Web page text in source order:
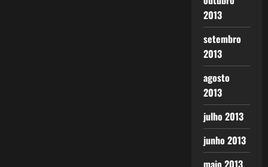
2013
setembro
2013
agosto
2013
julho 2013
junho 2013
maio 2013